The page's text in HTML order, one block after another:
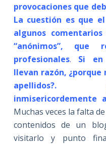
provocaciones que
La cuestión es que
algunos
“anónimos”, que
profesionales. Si en
llevan razón, ¿porque
apellidos?.
inmisericordemente
Muchas veces la falta
contenidos de un
visitarlo y punto